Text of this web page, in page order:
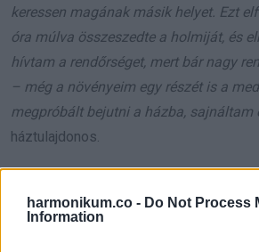
harmonikum.co - Do Not Process
Information
keressen magának másik helyet. Ezt
óra múlva összeszedte a holmiját, és
hívtam a rendőrséget, mert bár nagy
– még a növényeim egy részét is a
megpróbált bejutni a házba, sajnáltam
háztulajdonos.